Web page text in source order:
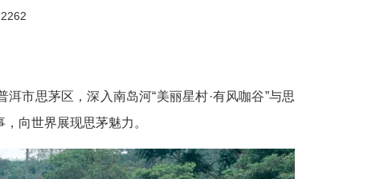
市思茅区，深入南岛河“美丽星村·有风咖谷”与思
向世界展现思茅魅力。